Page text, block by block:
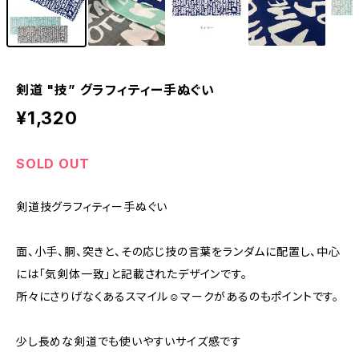
剣道 "技” グラフィティー手ぬぐい
¥1,320
SOLD OUT
剣道技グラフィティー手ぬぐい
面、小手、胴、突きと、その応じ技の言葉をランダムに配置し、中心
には「気剣体一致」と記載されたデザインです。
所々にさりげなくあるスマイル☺︎マークがあるのもポイントです。
少し長めな剣道でも使いやすいサイズ感です